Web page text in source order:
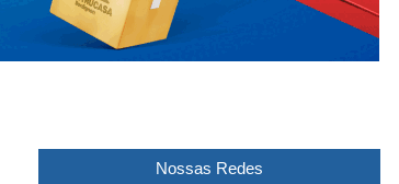
Nossas Redes